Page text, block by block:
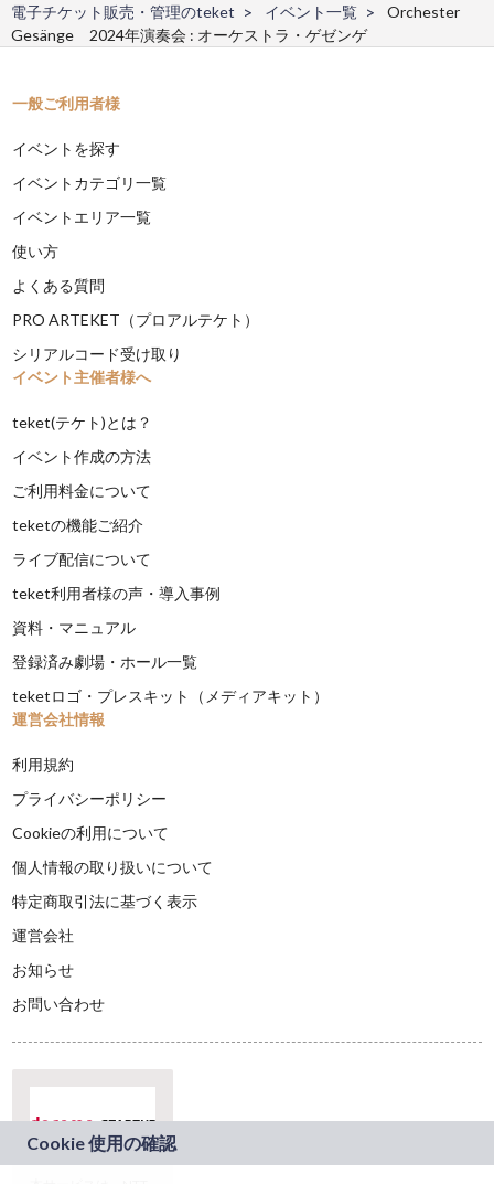
電子チケット販売・管理のteket イベント一覧
Orchester
Gesänge 2024年演奏会 : オーケストラ・ゲゼンゲ
一般ご利用者様
イベントを探す
イベントカテゴリ一覧
イベントエリア一覧
使い方
よくある質問
PRO ARTEKET（プロアルテケト）
シリアルコード受け取り
イベント主催者様へ
teket(テケト)とは？
イベント作成の方法
ご利用料金について
teketの機能ご紹介
ライブ配信について
teket利用者様の声・導入事例
資料・マニュアル
登録済み劇場・ホール一覧
teketロゴ・プレスキット（メディアキット）
運営会社情報
利用規約
プライバシーポリシー
Cookieの利用について
個人情報の取り扱いについて
特定商取引法に基づく表示
運営会社
お知らせ
お問い合わせ